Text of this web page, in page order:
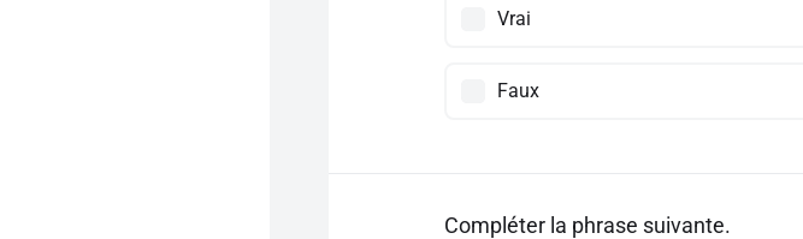
Vrai
Faux
Compléter la phrase suivante.